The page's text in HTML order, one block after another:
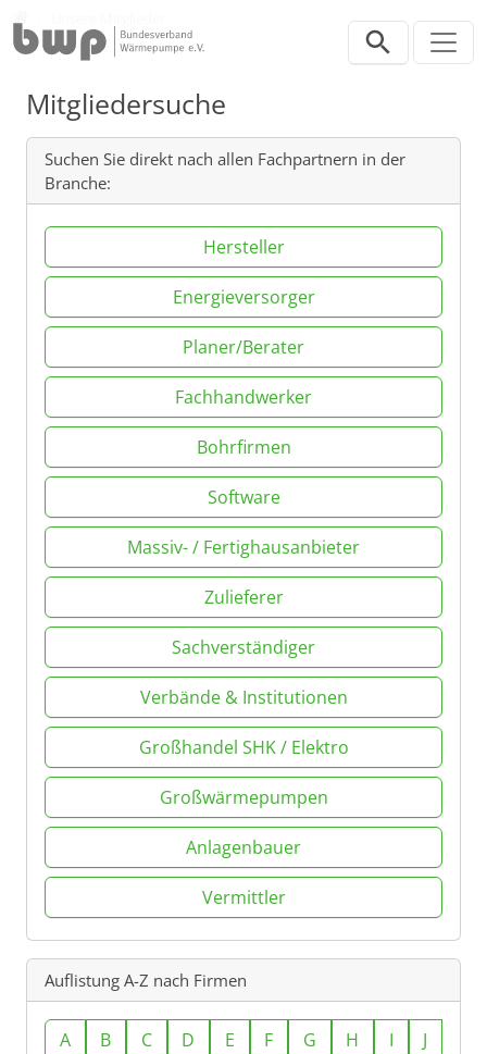
Mitgliedersuche
Suchen Sie direkt nach allen Fachpartnern in der
Branche:
Hersteller
Energieversorger
Planer/Berater
Fachhandwerker
Bohrfirmen
Software
Massiv- / Fertighausanbieter
Zulieferer
Sachverständiger
Verbände & Institutionen
Großhandel SHK / Elektro
Großwärmepumpen
Anlagenbauer
Vermittler
Auflistung A-Z nach Firmen
A B C D E F G H I
J